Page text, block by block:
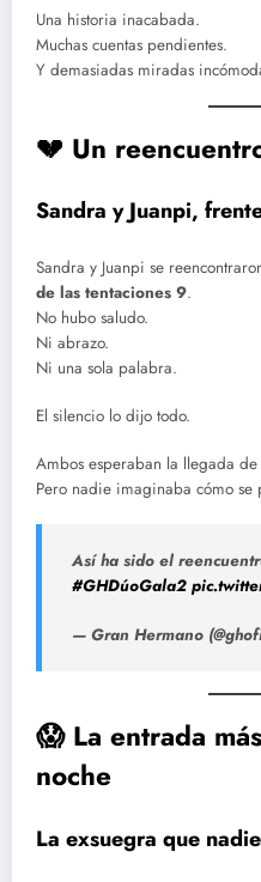
Una historia inacabada.
Muchas cuentas pendientes.
Y demasiadas miradas
💔 Un
Sandra y Juanpi,
Sandra y Juanpi se
de las tentaciones 9.
No hubo saludo.
Ni abrazo.
Ni una sola palabra.
El silencio lo dijo todo.
Ambos esperaban la llegada
Pero nadie imaginaba cómo se
Así ha sido el
#GHDúoGala2
— Gran Hermano
😱 La entrada
noche
La exsuegra que